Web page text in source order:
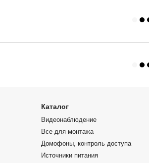
Каталог
Видеонаблюдение
Все для монтажа
Домофоны, контроль доступа
Источники питания